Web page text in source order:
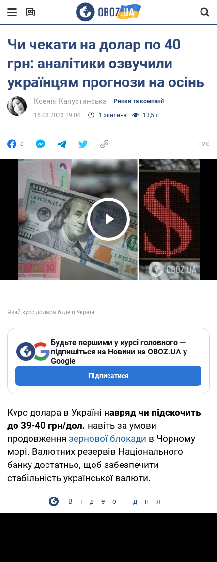
Чи чекати на долар по 40
грн: аналітики озвучили
українцям прогнози на осінь
Ксенія Капустинська Ринки та компанії
16.08.2023 19:04 1 хвилина 13,5 т.
0 РУС
Play Video
Будьте першими у курсі головного —
підпишіться на Новини на OBOZ.UA у
Google
Підписатися
Курс долара в Україні навряд чи підскочить
до 39-40 грн/дол. навіть за умови
продовження зернової блокади в Чорному
морі. Валютних резервів Національного
банку достатньо, щоб забезпечити
стабільність української валюти.
Відео дня